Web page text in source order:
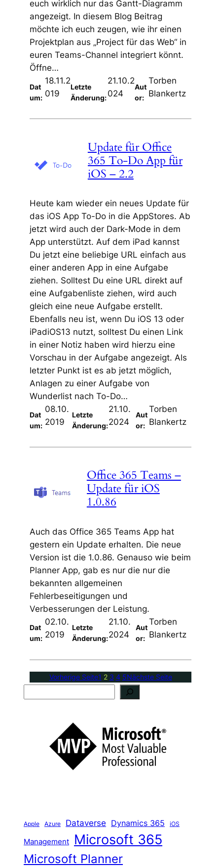
euch wirklich nur das Gantt-Diagramm
angezeigt. In diesem Blog Beitrag
möchte ich euch zeugen, wie ihr einen
Projektplan aus „Project für das Web“ in
euren Teams-Channel integriert könnt.
Öffne…
Dat
um:
18.11.2
019
Letzte
Änderung:
21.10.2
024
Aut
or:
Torben
Blankertz
Update für Office
365 To-Do App für
iOS – 2.2
Heute kam wieder ein neues Update für
das iOS App To-Do in die AppStores. Ab
jetzt wird auch der Dark-Mode in dem
App unterstützt. Auf dem iPad kannst
Du jetzt eine beliebige URL einfach aus
einer anderen App in eine Aufgabe
ziehen. Solltest Du eine URL direkt auf
eine Aufgabenliste ziehen, wird auch
gleich eine neue Aufgabe erstellt.
Ebenfalls neu ist, wenn Du iOS 13 oder
iPadiOS13 nutzt, solltest Du einen Link
in einer Notiz haben wird hierzu eine
Vorschau in der Aufgabe angezeigt. Als
letzter Punkt ist es ab jetzt möglich,
Anlagen zu einer Aufgabe von
Wunderlist nach To-Do…
Dat
um:
08.10.
2019
Letzte
Änderung:
21.10.
2024
Aut
or:
Torben
Blankertz
Office 365 Teams –
Update für iOS
1.0.86
Auch das Office 365 Teams App hat
gestern ein Update erhalten. Die neue
Version ist die 1.0.86. Genauso wie beim
Planner App, gab es nur die nur die
bekannten allgemeinen
Fehlerbeseitigungen und
Verbesserungen der Leistung.
Dat
um:
02.10.
2019
Letzte
Änderung:
21.10.
2024
Aut
or:
Torben
Blankertz
Vorherige Seite1 2 3 4 5Nächste Seite
Apple Azure Dataverse Dynamics 365 iOS
Management Microsoft 365
Microsoft Planner